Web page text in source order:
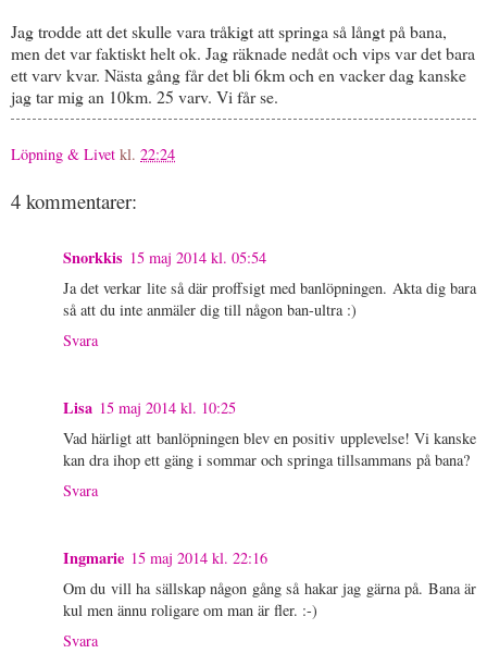
Jag trodde att det skulle vara tråkigt att springa så långt på bana,
men det var faktiskt helt ok. Jag räknade nedåt och vips var det bara
ett varv kvar. Nästa gång får det bli 6km och en vacker dag kanske
jag tar mig an 10km. 25 varv. Vi får se.
Löpning & Livet kl. 22:24
4 kommentarer:
Snorkkis 15 maj 2014 kl. 05:54
Ja det verkar lite så där proffsigt med banlöpningen. Akta dig bara
så att du inte anmäler dig till någon ban-ultra :)
Svara
Lisa 15 maj 2014 kl. 10:25
Vad härligt att banlöpningen blev en positiv upplevelse! Vi kanske
kan dra ihop ett gäng i sommar och springa tillsammans på bana?
Svara
Ingmarie 15 maj 2014 kl. 22:16
Om du vill ha sällskap någon gång så hakar jag gärna på. Bana är
kul men ännu roligare om man är fler. :-)
Svara